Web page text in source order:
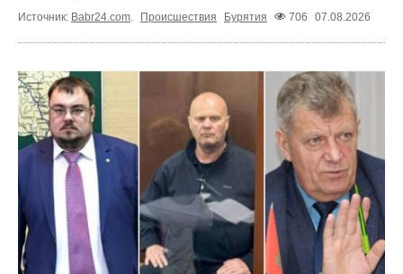
Источник: Babr24.com. Происшествия Бурятия 706 07.08.2026